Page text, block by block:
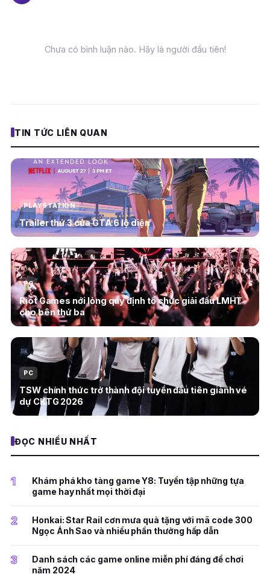
Chưa có bình luận nào. Hãy là người đầu tiên!
TIN TỨC LIÊN QUAN
PLAYSTATION
Trailer thứ 3 của GTA 6 lộ diện
PC
Riot Games nới lỏng quy định tổ chức giải đấu LMHT
cho bên thứ ba
PC
TSW chính thức trở thành đội tuyển đầu tiên giành vé
dự CKTG 2026
ĐỌC NHIỀU NHẤT
1
Khám phá kho tàng game Y8: Tuyển tập những tựa
game hay nhất mọi thời đại
2
Honkai: Star Rail cơn mưa quà tặng với mã code 300
Ngọc Ánh Sao và nhiều phần thưởng hấp dẫn
3
Danh sách các game online miễn phí đáng để chơi
năm 2024